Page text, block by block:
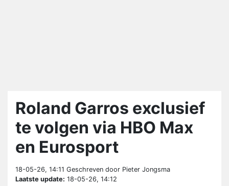
Roland Garros exclusief
te volgen via HBO Max
en Eurosport
18-05-26, 14:11 Geschreven door Pieter Jongsma
Laatste update: 18-05-26, 14:12